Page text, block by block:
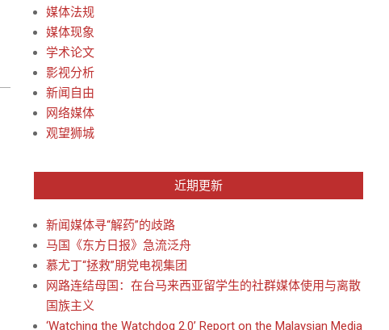
媒体法规
媒体现象
学术论文
影视分析
新闻自由
网络媒体
观望狮城
近期更新
新闻媒体寻“解药”的歧路
马国《东方日报》急流泛舟
慕尤丁“拯救”朋党电视集团
网路连结母国：在台马来西亚留学生的社群媒体使用与离散
国族主义
‘Watching the Watchdog 2.0’ Report on the Malaysian Media